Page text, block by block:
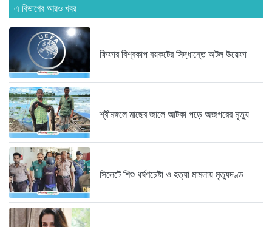
এ বিভাগের আরও খবর
ফিফার বিশ্বকাপ বয়কটের সিদ্ধান্তে অটল উয়েফা
শ্রীমঙ্গলে মাছের জালে আটকা পড়ে অজগরের মৃত্যু
সিলেটে শিশু ধর্ষণচেষ্টা ও হত্যা মামলায় মৃত্যুদণ্ড